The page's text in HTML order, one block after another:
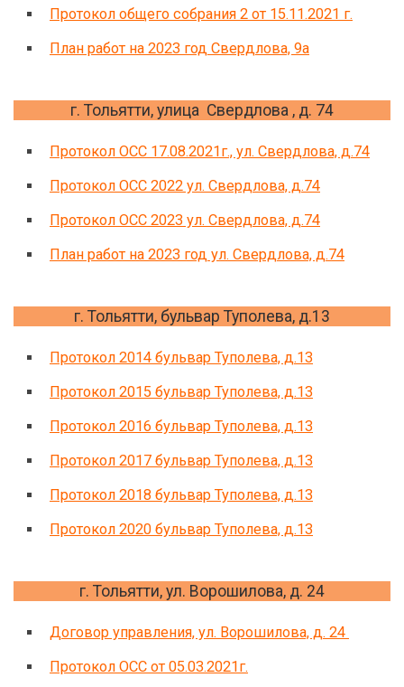
Протокол общего собрания 2 от 15.11.2021 г.
План работ на 2023 год Свердлова, 9а
г. Тольятти, улица Свердлова , д. 74
Протокол ОСС 17.08.2021г., ул. Свердлова, д.74
Протокол ОСС 2022 ул. Свердлова, д.74
Протокол ОСС 2023 ул. Свердлова, д.74
План работ на 2023 год ул. Свердлова, д.74
г. Тольятти, бульвар Туполева, д.13
Протокол 2014 бульвар Туполева, д.13
Протокол 2015 бульвар Туполева, д.13
Протокол 2016 бульвар Туполева, д.13
Протокол 2017 бульвар Туполева, д.13
Протокол 2018 бульвар Туполева, д.13
Протокол 2020 бульвар Туполева, д.13
г. Тольятти, ул. Ворошилова, д. 24
Договор управления, ул. Ворошилова, д. 24
Протокол ОСС от 05.03.2021г.